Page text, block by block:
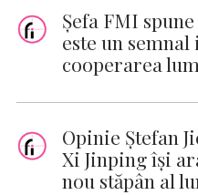
Șefa FMI
este un
cooperarea
Opinie Ştefan
Xi Jinping își
nou stăpân al